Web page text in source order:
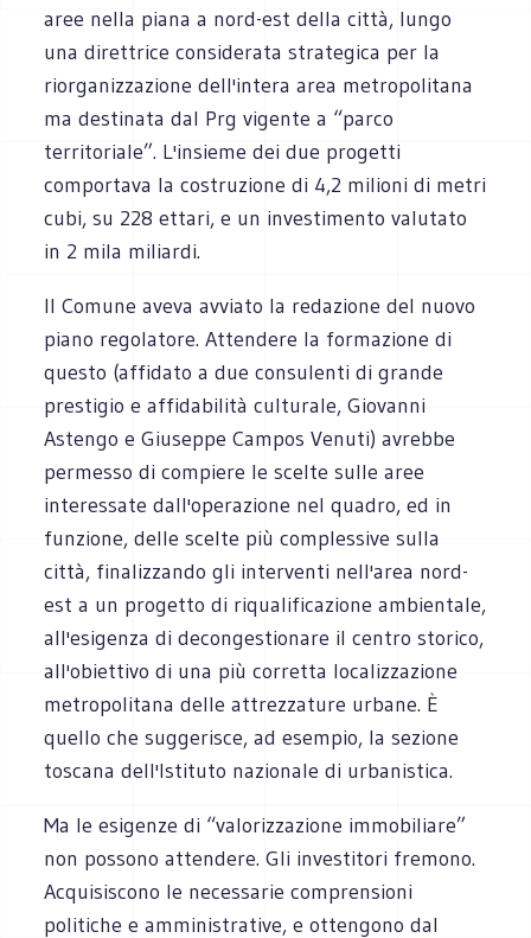
aree nella piana a nord-est della città, lungo
una direttrice considerata strategica per la
riorganizzazione dell'intera area metropolitana
ma destinata dal Prg vigente a “parco
territoriale”. L'insieme dei due progetti
comportava la costruzione di 4,2 milioni di metri
cubi, su 228 ettari, e un investimento valutato
in 2 mila miliardi.
Il Comune aveva avviato la redazione del nuovo
piano regolatore. Attendere la formazione di
questo (affidato a due consulenti di grande
prestigio e affidabilità culturale, Giovanni
Astengo e Giuseppe Campos Venuti) avrebbe
permesso di compiere le scelte sulle aree
interessate dall'operazione nel quadro, ed in
funzione, delle scelte più complessive sulla
città, finalizzando gli interventi nell'area nord-
est a un progetto di riqualificazione ambientale,
all'esigenza di decongestionare il centro storico,
all'obiettivo di una più corretta localizzazione
metropolitana delle attrezzature urbane. È
quello che suggerisce, ad esempio, la sezione
toscana dell'Istituto nazionale di urbanistica.
Ma le esigenze di “valorizzazione immobiliare”
non possono attendere. Gli investitori fremono.
Acquisiscono le necessarie comprensioni
politiche e amministrative, e ottengono dal